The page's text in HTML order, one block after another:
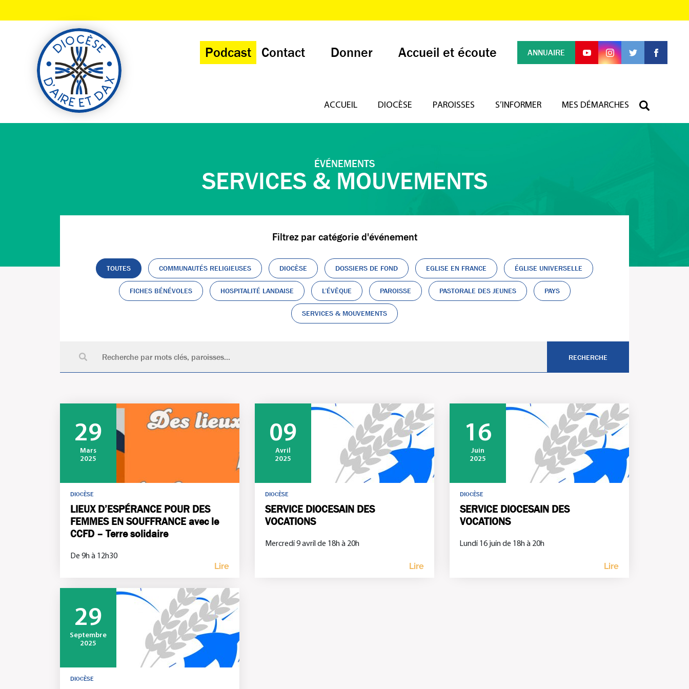
Podcast Contact Donner Accueil et écoute ANNUAIRE
ACCUEIL DIOCÈSE PAROISSES S’INFORMER MES DÉMARCHES
ÉVÉNEMENTS
SERVICES & MOUVEMENTS
Filtrez par catégorie d'événement
TOUTES COMMUNAUTÉS RELIGIEUSES DIOCÈSE DOSSIERS DE FOND EGLISE EN FRANCE ÉGLISE UNIVERSELLE
FICHES BÉNÉVOLES HOSPITALITÉ LANDAISE L’ÉVÊQUE PAROISSE PASTORALE DES JEUNES PAYS
SERVICES & MOUVEMENTS
29
Mars
2025
DIOCÈSE
LIEUX D’ESPÉRANCE POUR DES
FEMMES EN SOUFFRANCE avec le
CCFD – Terre solidaire
De 9h à 12h30
Lire
09
Avril
2025
DIOCÈSE
SERVICE DIOCESAIN DES
VOCATIONS
Mercredi 9 avril de 18h à 20h
Lire
16
Juin
2025
DIOCÈSE
SERVICE DIOCESAIN DES
VOCATIONS
Lundi 16 juin de 18h à 20h
Lire
29
Septembre
2025
DIOCÈSE